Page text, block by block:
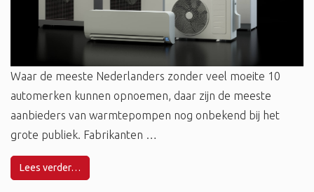
Waar de meeste Nederlanders zonder veel moeite 10
automerken kunnen opnoemen, daar zijn de meeste
aanbieders van warmtepompen nog onbekend bij het
grote publiek. Fabrikanten …
Lees verder…